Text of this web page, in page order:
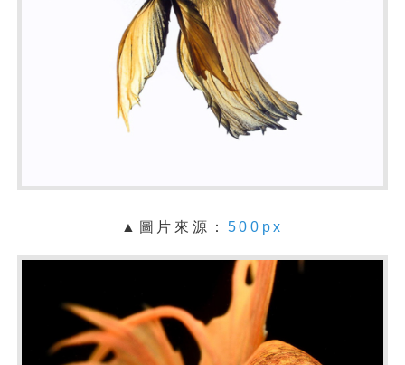
▲圖片來源： 500px